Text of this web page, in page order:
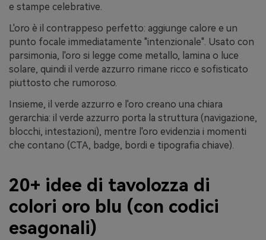
e stampe celebrative.
L'oro è il contrappeso perfetto: aggiunge calore e un
punto focale immediatamente "intenzionale". Usato con
parsimonia, l'oro si legge come metallo, lamina o luce
solare, quindi il verde azzurro rimane ricco e sofisticato
piuttosto che rumoroso.
Insieme, il verde azzurro e l'oro creano una chiara
gerarchia: il verde azzurro porta la struttura (navigazione,
blocchi, intestazioni), mentre l'oro evidenzia i momenti
che contano (CTA, badge, bordi e tipografia chiave).
20+ idee di tavolozza di
colori oro blu (con codici
esagonali)